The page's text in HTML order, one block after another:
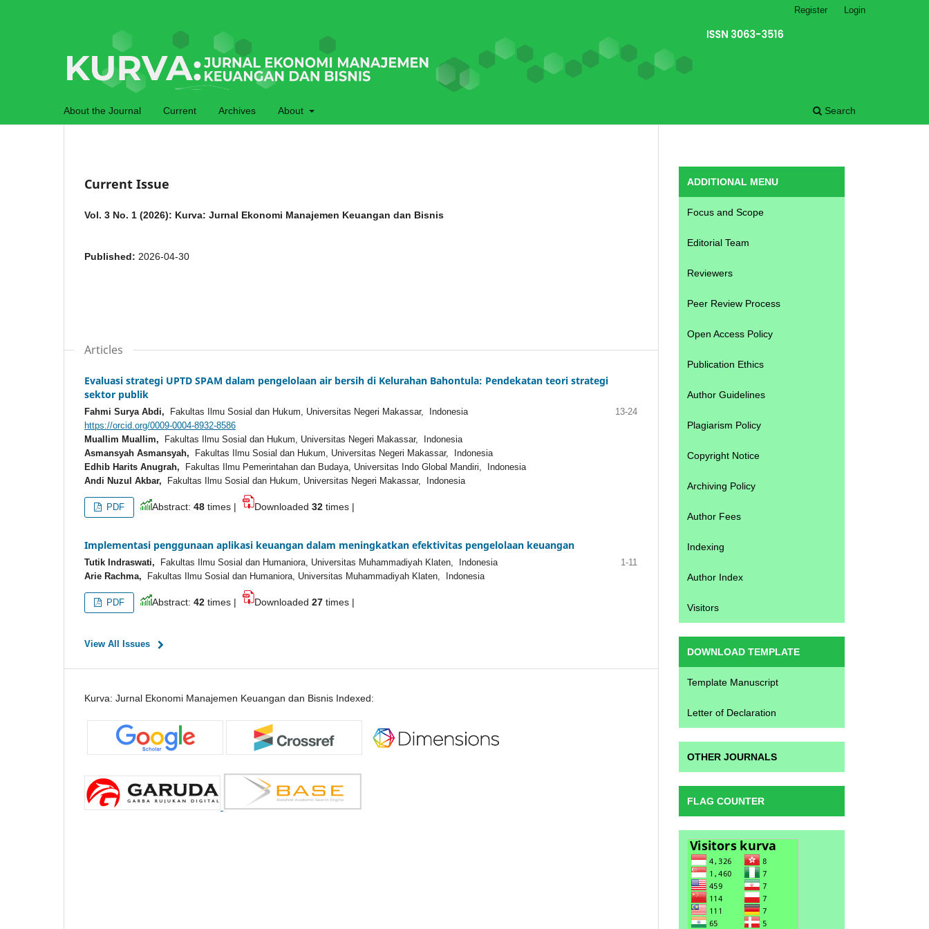
About the Journal Current Archives About Search
Register Login
Current Issue
Vol. 3 No. 1 (2026): Kurva: Jurnal Ekonomi Manajemen Keuangan dan Bisnis
Published: 2026-04-30
Articles
Evaluasi strategi UPTD SPAM dalam pengelolaan air bersih di Kelurahan Bahontula: Pendekatan teori strategi
sektor publik
Fahmi Surya Abdi, Fakultas Ilmu Sosial dan Hukum, Universitas Negeri Makassar, Indonesia
https://orcid.org/0009-0004-8932-8586
Muallim Muallim, Fakultas Ilmu Sosial dan Hukum, Universitas Negeri Makassar, Indonesia
Asmansyah Asmansyah, Fakultas Ilmu Sosial dan Hukum, Universitas Negeri Makassar, Indonesia
Edhib Harits Anugrah, Fakultas Ilmu Pemerintahan dan Budaya, Universitas Indo Global Mandiri, Indonesia
Andi Nuzul Akbar, Fakultas Ilmu Sosial dan Hukum, Universitas Negeri Makassar, Indonesia
13-24
PDF Abstract:48 times | Downloaded32 times |
Implementasi penggunaan aplikasi keuangan dalam meningkatkan efektivitas pengelolaan keuangan
Tutik Indraswati, Fakultas Ilmu Sosial dan Humaniora, Universitas Muhammadiyah Klaten, Indonesia
Arie Rachma, Fakultas Ilmu Sosial dan Humaniora, Universitas Muhammadiyah Klaten, Indonesia
1-11
PDF Abstract:42 times | Downloaded27 times |
View All Issues
Kurva: Jurnal Ekonomi Manajemen Keuangan dan Bisnis Indexed:
ADDITIONAL MENU
Focus and Scope
Editorial Team
Reviewers
Peer Review Process
Open Access Policy
Publication Ethics
Author Guidelines
Plagiarism Policy
Copyright Notice
Archiving Policy
Author Fees
Indexing
Author Index
Visitors
DOWNLOAD TEMPLATE
Template Manuscript
Letter of Declaration
OTHER JOURNALS
FLAG COUNTER